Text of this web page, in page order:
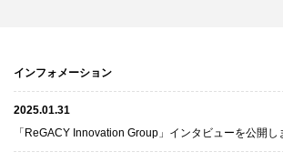
インフォメーション
2025.01.31
「ReGACY Innovation Group」インタビューを公開し